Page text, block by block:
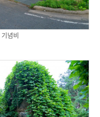
념비